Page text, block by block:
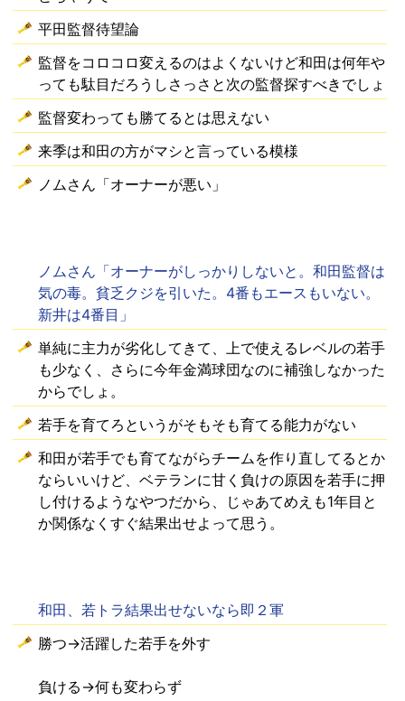
平田監督待望論
監督をコロコロ変えるのはよくないけど和田は何年や
っても駄目だろうしさっさと次の監督探すべきでしょ
監督変わっても勝てるとは思えない
来季は和田の方がマシと言っている模様
ノムさん「オーナーが悪い」
ノムさん「オーナーがしっかりしないと。和田監督は
気の毒。貧乏クジを引いた。4番もエースもいない。
新井は4番目」
単純に主力が劣化してきて、上で使えるレベルの若手
も少なく、さらに今年金満球団なのに補強しなかった
からでしょ。
若手を育てろというがそもそも育てる能力がない
和田が若手でも育てながらチームを作り直してるとか
ならいいけど、ベテランに甘く負けの原因を若手に押
し付けるようなやつだから、じゃあてめえも1年目と
か関係なくすぐ結果出せよって思う。
和田、若トラ結果出せないなら即２軍
勝つ→活躍した若手を外す
負ける→何も変わらず